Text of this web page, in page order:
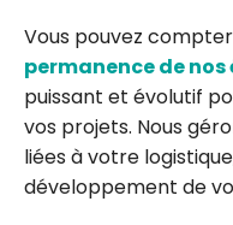
Vous pouvez
permanence de nos
puissant et évolutif
vos projets. Nous
liées à votre
développement de